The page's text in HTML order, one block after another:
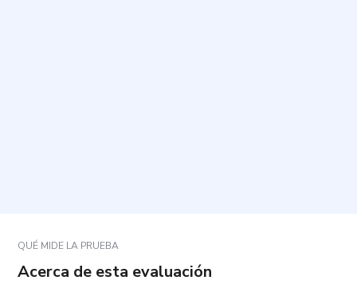
QUÉ MIDE LA PRUEBA
Acerca de esta evaluación